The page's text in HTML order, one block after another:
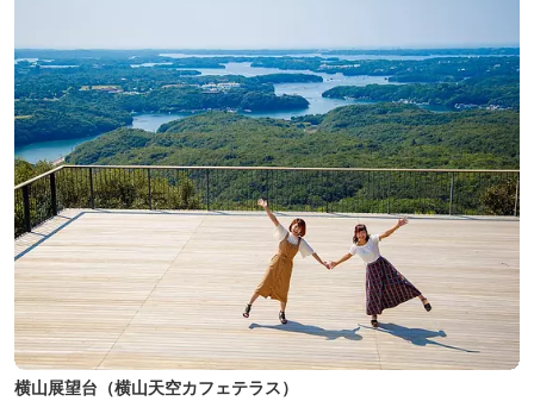
横山展望台（横山天空カフェテラス）